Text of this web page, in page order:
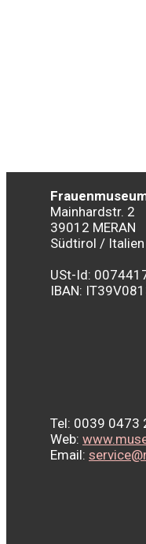
Mainhardstr. 2
39012 MERAN
Südtirol / Italien
USt-Id:
IBAN:
Tel: 0039 0473
Web:
Email: